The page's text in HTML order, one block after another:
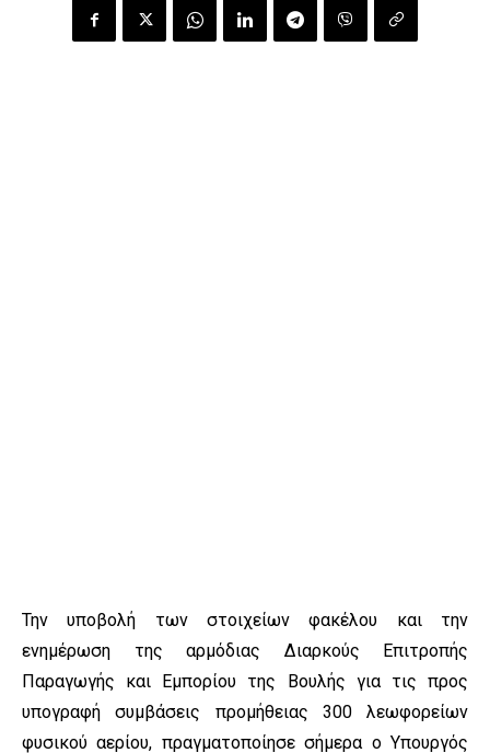
Την υποβολή των στοιχείων φακέλου και την
ενημέρωση της αρμόδιας Διαρκούς Επιτροπής
Παραγωγής και Εμπορίου της Βουλής για τις προς
υπογραφή συμβάσεις προμήθειας 300 λεωφορείων
φυσικού αερίου, πραγματοποίησε σήμερα ο Υπουργός